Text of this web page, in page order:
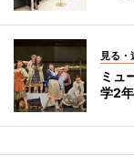
見る・
ミュ
学2